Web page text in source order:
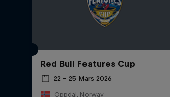
Red Bull Features Cup
22 – 25 Mars 2026
Oppdal, Norway